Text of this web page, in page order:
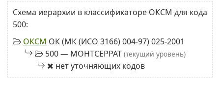
Схема иерархии в классификаторе ОКСМ для кода
500:
ОКСМ ОК (МК (ИСО 3166) 004-97) 025-2001
500 — МОНТСЕРРАТ (текущий уровень)
нет уточняющих кодов